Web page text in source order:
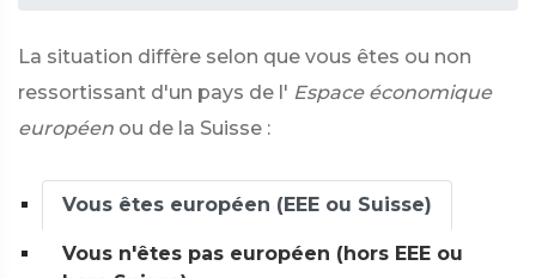
La situation diffère selon que vous êtes ou non
ressortissant d'un pays de l' Espace économique
européen ou de la Suisse :
Vous êtes européen (EEE ou Suisse)
Vous n'êtes pas européen (hors EEE ou